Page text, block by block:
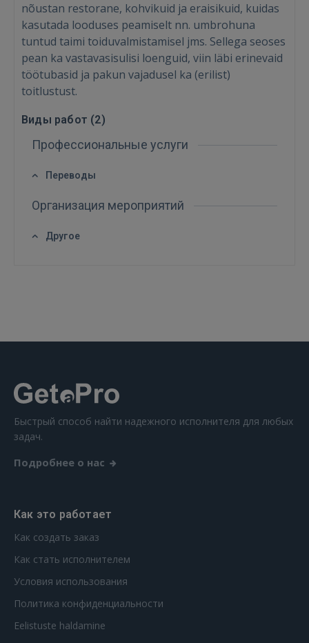
Войти
GOOGLE
 Sign in with Apple
nõustan restorane, kohvikuid ja eraisikuid, kuidas
kasutada looduses peamiselt nn. umbrohuna
tuntud taimi toiduvalmistamisel jms. Sellega seoses
pean ka vastavasisulisi loenguid, viin läbi erinevaid
töötubasid ja pakun vajadusel ka (erilist)
toitlustust.
Виды работ (2)
Профессиональные услуги
Переводы
Организация мероприятий
Другое
Быстрый способ найти надежного исполнителя для любых
задач.
Подробнее о нас
Как это работает
Как создать заказ
Как стать исполнителем
Условия использования
Политика конфиденциальности
Eelistuste haldamine